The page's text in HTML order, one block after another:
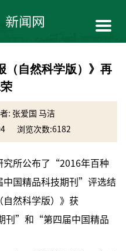
（自然科学版）》再
: 张爱国 马洁
浏览次数:6182
所公布了“2016年百种
国精品科技期刊”评选结
自然科学版）》获
刊”和“第四届中国精品